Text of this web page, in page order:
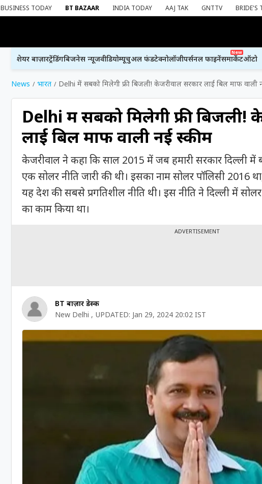
BUSINESS TODAY BT BAZAAR INDIA TODAY AAJ TAK GNTTV BRIDE'S
शेयर बाज़ारट्रेंडिंगबिजनेस न्यूजवीडियोम्यूचुअल फंडटेक्नोलॉजीपर्सनल फाइनेंस
New
मार्केटऑटो
News भारत Delhi में सबको मिलेगी फ्री बिजली! केजरीवाल सरकार लाई बिल माफ वाली
Delhi में सबको मिलेगी फ्री बिजली!
लाई बिल माफ वाली नई स्कीम
केजरीवाल ने कहा कि साल 2015 में जब हमारी सरकार दिल्ली
एक सोलर नीति जारी की थी। इसका नाम सोलर पॉलिसी 2016
यह देश की सबसे प्रगतिशील नीति थी। इस नीति ने दिल्ली में
का काम किया था।
ADVERTISEMENT
BT बाज़ार डेस्क
New Delhi , UPDATED: Jan 29, 2024 20:02 IST